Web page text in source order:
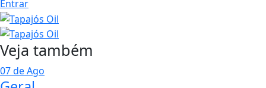
Entrar
Veja também
07 de Ago